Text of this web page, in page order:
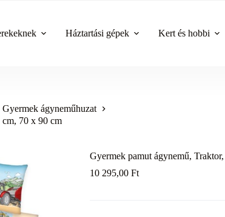
Háztartási gépek Kert és hobbi
Gyermek ágyneműhuzat
70 x 90 cm
Gyermek pamut ágynemű,
10 295,00Ft